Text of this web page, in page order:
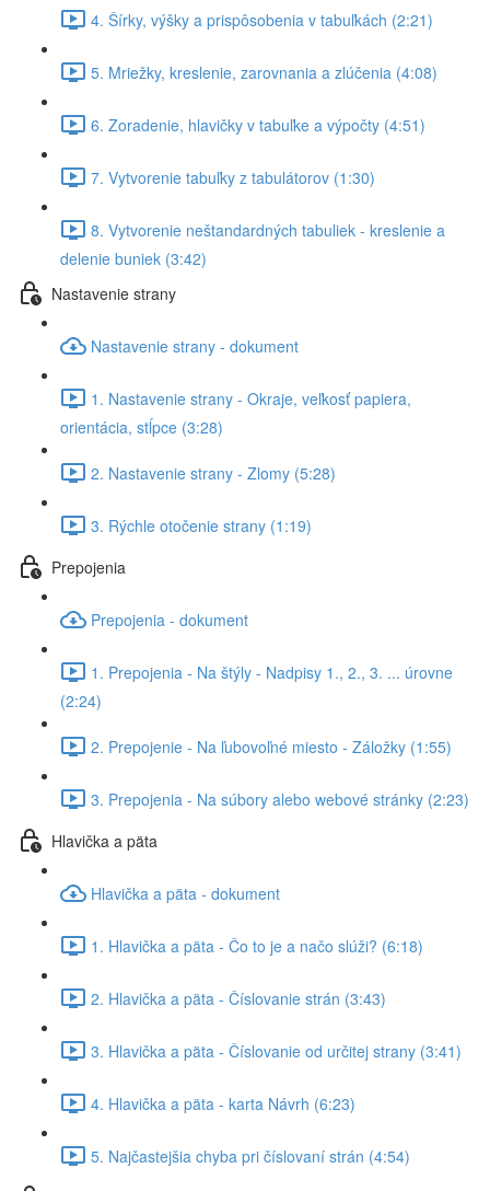
4. Šírky, výšky a prispôsobenia v tabuľkách (2:21)
5. Mriežky, kreslenie, zarovnania a zlúčenia (4:08)
6. Zoradenie, hlavičky v tabuľke a výpočty (4:51)
7. Vytvorenie tabuľky z tabulátorov (1:30)
8. Vytvorenie neštandardných tabuliek - kreslenie a
delenie buniek (3:42)
Nastavenie strany
Nastavenie strany - dokument
1. Nastavenie strany - Okraje, veľkosť papiera,
orientácia, stĺpce (3:28)
2. Nastavenie strany - Zlomy (5:28)
3. Rýchle otočenie strany (1:19)
Prepojenia
Prepojenia - dokument
1. Prepojenia - Na štýly - Nadpisy 1., 2., 3. ... úrovne
(2:24)
2. Prepojenie - Na ľubovoľné miesto - Záložky (1:55)
3. Prepojenia - Na súbory alebo webové stránky (2:23)
Hlavička a päta
Hlavička a päta - dokument
1. Hlavička a päta - Čo to je a načo slúži? (6:18)
2. Hlavička a päta - Číslovanie strán (3:43)
3. Hlavička a päta - Číslovanie od určitej strany (3:41)
4. Hlavička a päta - karta Návrh (6:23)
5. Najčastejšia chyba pri číslovaní strán (4:54)